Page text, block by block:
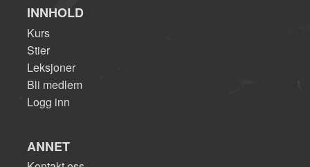
INNHOLD
Kurs
Stier
Leksjoner
Bli medlem
Logg inn
ANNET